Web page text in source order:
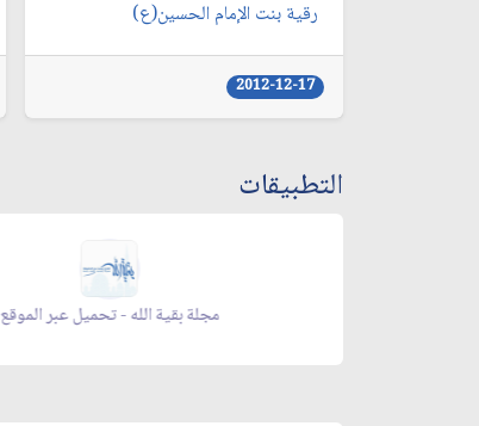
رقية بنت الإمام الحسين(ع)
2012-12-17
التطبيقات
مجلة بقية الله - تحميل عبر الموقع